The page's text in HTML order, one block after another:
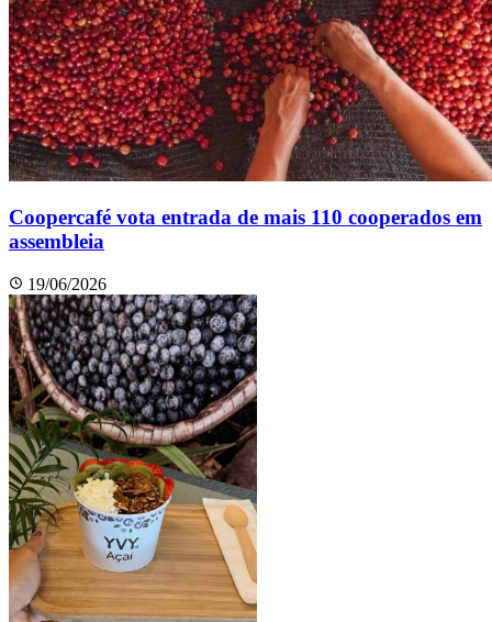
Coopercafé vota entrada de mais 110 cooperados em
assembleia
19/06/2026